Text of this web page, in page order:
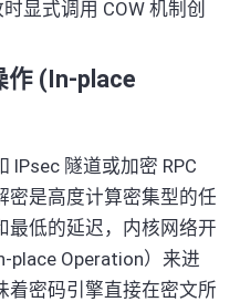
显式调用 COW 机制创
作 (In-place
IPsec 隧道或加密 RPC
密是高度计算密集型的任
最低的延迟，内核网络开
place Operation）来进
着密码引擎直接在密文所